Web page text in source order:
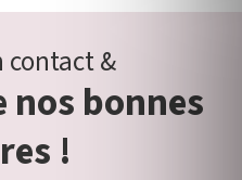
contact &
nos bonnes
!